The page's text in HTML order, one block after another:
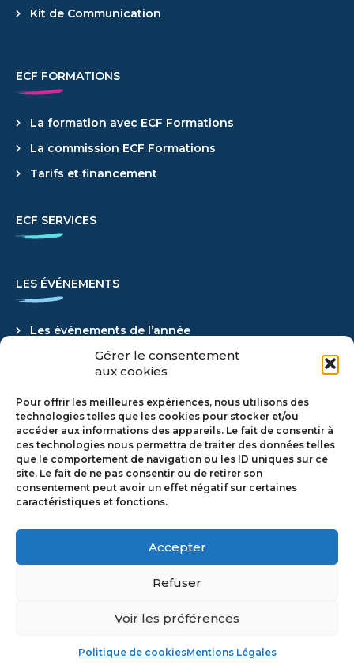
Gérer le consentement
aux cookies
Pour offrir les meilleures expériences, nous utilisons des
technologies telles que les cookies pour stocker et/ou
accéder aux informations des appareils. Le fait de consentir à
ces technologies nous permettra de traiter des données telles
que le comportement de navigation ou les ID uniques sur ce
site. Le fait de ne pas consentir ou de retirer son
consentement peut avoir un effet négatif sur certaines
caractéristiques et fonctions.
Accepter
Refuser
Voir les préférences
Politique de cookiesMentions Légales
Kit de Communication
ECF FORMATIONS
La formation avec ECF Formations
La commission ECF Formations
Tarifs et financement
ECF SERVICES
LES ÉVÉNEMENTS
Les événements de l’année
REJOIGNEZ-NOUS
Adhérer
Pourquoi adhérer ?
Mentions Légales– Politique de Cookie